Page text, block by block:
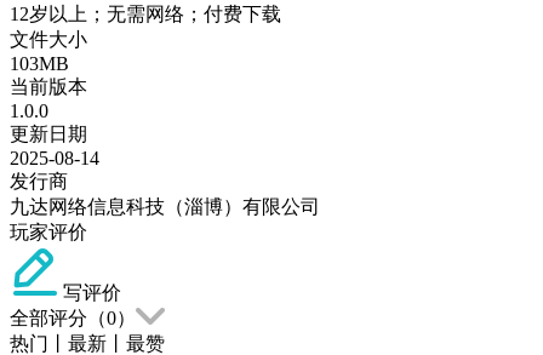
12岁以上；无需网络；付费下载
文件大小
103MB
当前版本
1.0.0
更新日期
2025-08-14
发行商
九达网络信息科技（淄博）有限公司
玩家评价
写评价
全部评分（0）
热门
最新
最赞